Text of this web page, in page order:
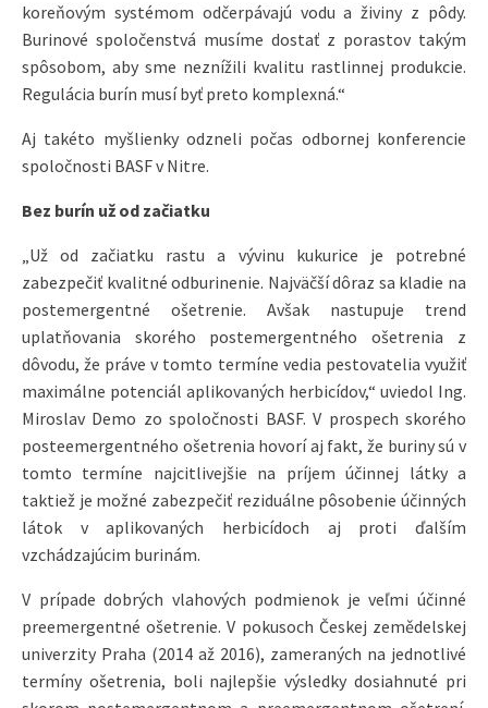
koreňovým systémom odčerpávajú vodu a živiny z pôdy.
Burinové spoločenstvá musíme dostať z porastov takým
spôsobom, aby sme neznížili kvalitu rastlinnej produkcie.
Regulácia burín musí byť preto komplexná.“
Aj takéto myšlienky odzneli počas odbornej konferencie
spoločnosti BASF v Nitre.
Bez burín už od začiatku
„Už od začiatku rastu a vývinu kukurice je potrebné
zabezpečiť kvalitné odburinenie. Najväčší dôraz sa kladie na
postemergentné ošetrenie. Avšak nastupuje trend
uplatňovania skorého postemergentného ošetrenia z
dôvodu, že práve v tomto termíne vedia pestovatelia využiť
maximálne potenciál aplikovaných herbicídov,“ uviedol Ing.
Miroslav Demo zo spoločnosti BASF. V prospech skorého
posteemergentného ošetrenia hovorí aj fakt, že buriny sú v
tomto termíne najcitlivejšie na príjem účinnej látky a
taktiež je možné zabezpečiť reziduálne pôsobenie účinných
látok v aplikovaných herbicídoch aj proti ďalším
vzchádzajúcim burinám.
V prípade dobrých vlahových podmienok je veľmi účinné
preemergentné ošetrenie. V pokusoch Českej zemědelskej
univerzity Praha (2014 až 2016), zameraných na jednotlivé
termíny ošetrenia, boli najlepšie výsledky dosiahnuté pri